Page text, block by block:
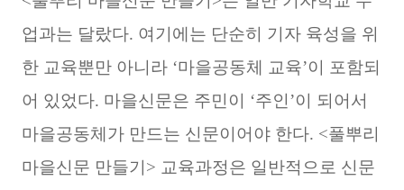
업과는 달랐다. 여기에는 단순히 기자 육성을 위
한 교육뿐만 아니라 ‘마을공동체 교육’이 포함되
어 있었다. 마을신문은 주민이 ‘주인’이 되어서
마을공동체가 만드는 신문이어야 한다. <풀뿌리
마을신문 만들기> 교육과정은 일반적으로 신문